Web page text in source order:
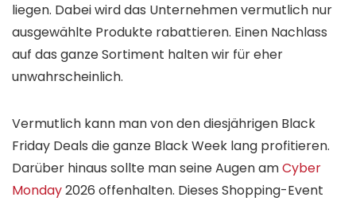
liegen. Dabei wird das Unternehmen vermutlich nur
ausgewählte Produkte rabattieren. Einen Nachlass
auf das ganze Sortiment halten wir für eher
unwahrscheinlich.
Vermutlich kann man von den diesjährigen Black
Friday Deals die ganze Black Week lang profitieren.
Darüber hinaus sollte man seine Augen amCyber
Monday2026 offenhalten. Dieses Shopping-Event